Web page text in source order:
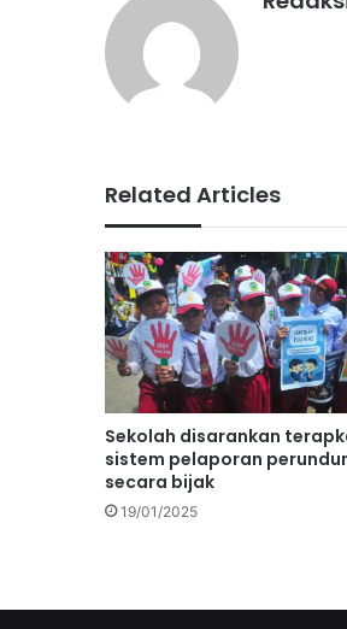
Related Articles
Sekolah disarankan
sistem pelaporan
secara bijak
19/01/2025